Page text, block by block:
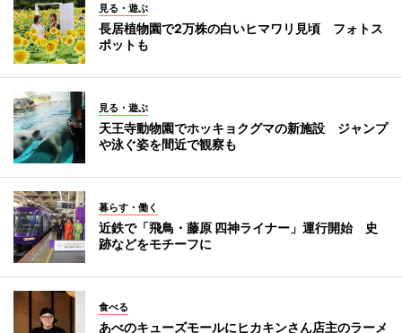
見る・遊ぶ
長居植物園で2万株の白いヒマワリ見頃 フォトス
ポットも
見る・遊ぶ
天王寺動物園でホッキョクグマの新施設 ジャンプ
や泳ぐ姿を間近で観察も
暮らす・働く
近鉄で「飛鳥・藤原 四神ライナー」運行開始 史
跡などをモチーフに
食べる
あべのキューズモールにヒカキンさん店主のラーメ